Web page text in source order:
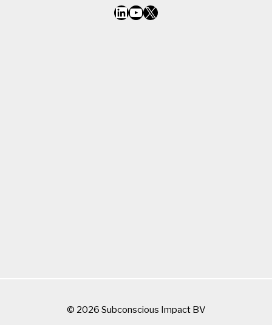
LinkedIn
YouTube
X
© 2026 Subconscious Impact BV